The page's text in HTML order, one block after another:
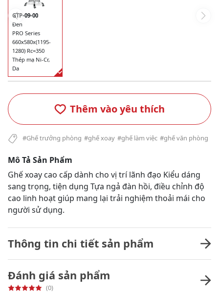
GTP-09-00
Đen
PRO Series
660x580x(1195-
1280) Rc=350
Thép mạ Ni-Cr,
Da
Thêm vào yêu thích
#Ghế trưởng phòng #ghế xoay #ghế làm việc #ghế văn phòng
Mô Tả Sản Phẩm
Ghế xoay cao cấp dành cho vị trí lãnh đạo Kiểu dáng
sang trọng, tiện dụng Tựa ngả đàn hồi, điều chỉnh độ
cao linh hoạt giúp mang lại trải nghiệm thoải mái cho
người sử dụng.
Thông tin chi tiết sản phẩm
Đánh giá sản phẩm
(0)